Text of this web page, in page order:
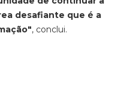
desafiante que é a
, conclui.